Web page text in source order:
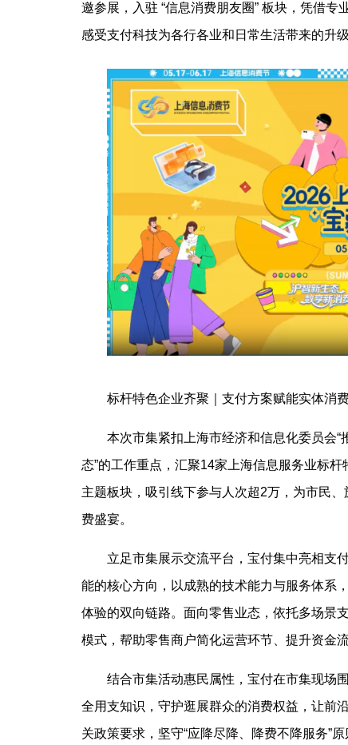
邀参展，入驻 “信息消费朋友圈” 板块，凭借
感受支付科技为各行各业和日常生活带来的升级
标杆特色企业齐聚｜支付方案赋能实体消
本次市集紧扣上海市经济和信息化委员会
态”的工作重点，汇聚14家上海信息服务业标
主题板块，吸引线下参与人次超2万，为市民
费盛宴。
立足市集展示交流平台，宝付集中亮相支
能的核心方向，以成熟的技术能力与服务体系
体验的双向链路。面向零售业态，依托多场景
模式，帮助零售商户简化运营环节、提升资金流
结合市集活动惠民属性，宝付在市集现场
全用支知识，守护逛展群众的消费权益，让前
关政策要求，坚守“应降尽降、降费不降服务”